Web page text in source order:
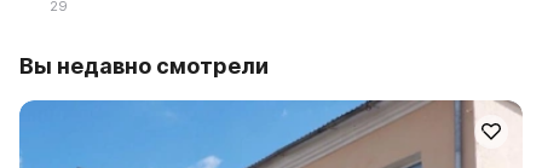
29
Вы недавно смотрели